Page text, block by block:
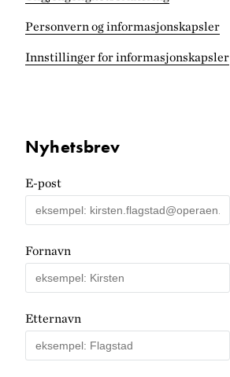
Personvern og informasjonskapsler
Innstillinger for informasjonskapsler
Nyhetsbrev
E-post
Fornavn
Etternavn